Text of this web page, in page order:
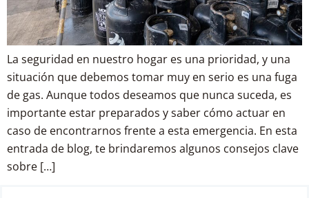
La seguridad en nuestro hogar es una prioridad, y una
situación que debemos tomar muy en serio es una fuga
de gas. Aunque todos deseamos que nunca suceda, es
importante estar preparados y saber cómo actuar en
caso de encontrarnos frente a esta emergencia. En esta
entrada de blog, te brindaremos algunos consejos clave
sobre […]